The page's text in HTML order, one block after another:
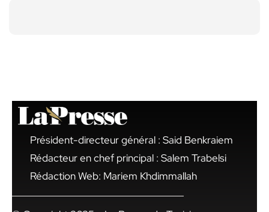
Président-directeur général : Said Benkraiem
Rédacteur en chef principal : Salem Trabelsi
Rédaction Web: Mariem Khdimmallah